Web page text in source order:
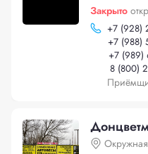
Закрыто
+7 (928)
+7 (988)
+7 (989)
8 (800)